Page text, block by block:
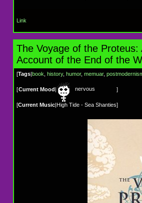
Link
The Voyage of the Proteus:
Account of the End of the
[Tags|book history, humor, memuar,
[Current Mood| nervous ]
[Current Music|High Tide - Sea Shanties]